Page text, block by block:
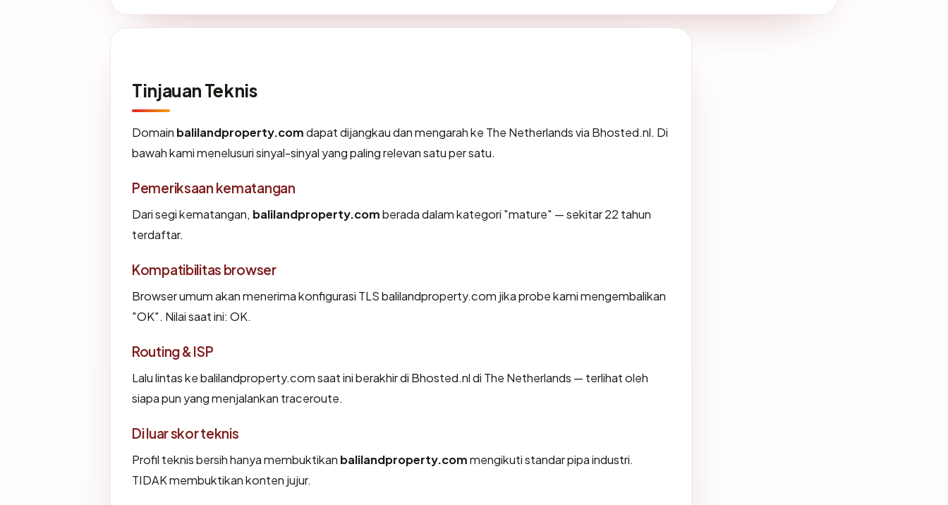
Tinjauan Teknis
Domain balilandproperty.comdapat dijangkau dan mengarah ke The Netherlands via Bhosted.nl. Di
bawah kami menelusuri sinyal-sinyal yang paling relevan satu per satu.
Pemeriksaan kematangan
Dari segi kematangan, balilandproperty.comberada dalam kategori "mature" — sekitar 22 tahun
terdaftar.
Kompatibilitas browser
Browser umum akan menerima konfigurasi TLS balilandproperty.com jika probe kami mengembalikan
"OK". Nilai saat ini: OK.
Routing & ISP
Lalu lintas ke balilandproperty.com saat ini berakhir di Bhosted.nl di The Netherlands — terlihat oleh
siapa pun yang menjalankan traceroute.
Di luar skor teknis
Profil teknis bersih hanya membuktikan balilandproperty.commengikuti standar pipa industri.
TIDAK membuktikan konten jujur.